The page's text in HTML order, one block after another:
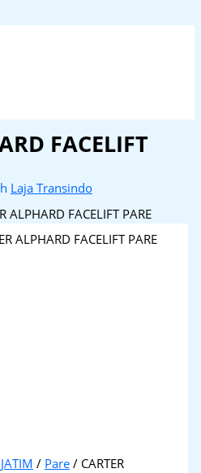
FACELIFT
Laja Transindo
ALPHARD FACELIFT PARE
ALPHARD FACELIFT PARE
/ Pare / CARTER